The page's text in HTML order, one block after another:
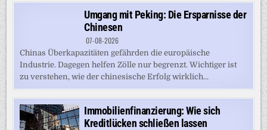
Umgang mit Peking: Die Ersparnisse der
Chinesen
07-08-2026
Chinas Überkapazitäten gefährden die europäische
Industrie. Dagegen helfen Zölle nur begrenzt. Wichtiger ist
zu verstehen, wie der chinesische Erfolg wirklich...
Immobilienfinanzierung: Wie sich
Kreditlücken schließen lassen